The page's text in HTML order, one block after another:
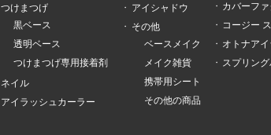
つけまつげ
黒ベース
透明ベース
つけまつげ専用接着剤
ネイル
アイラッシュカーラー
アイシャドウ
その他
ベースメイク
メイク雑貨
携帯用シート
その他の商品
カバーフ
コージー
オトナア
スプリング